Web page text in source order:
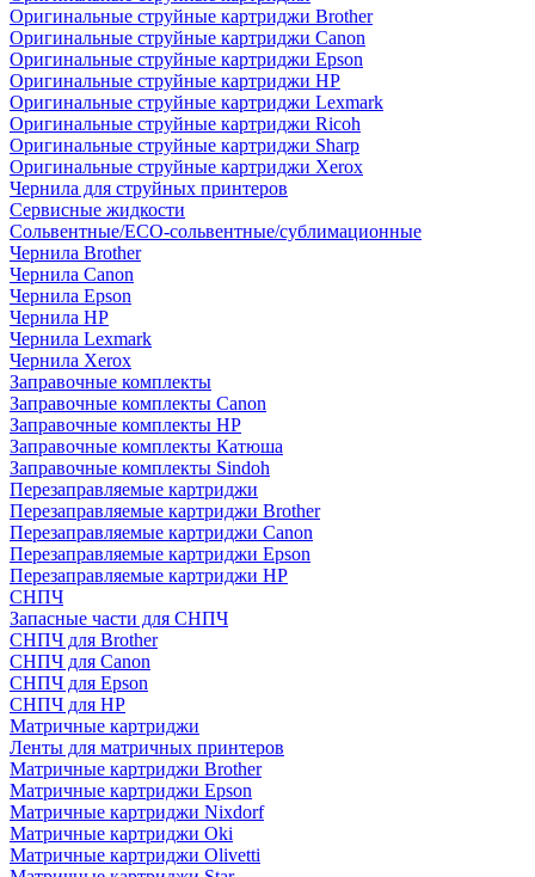
Оригинальные струйные картриджи Brother
Оригинальные струйные картриджи Canon
Оригинальные струйные картриджи Epson
Оригинальные струйные картриджи HP
Оригинальные струйные картриджи Lexmark
Оригинальные струйные картриджи Ricoh
Оригинальные струйные картриджи Sharp
Оригинальные струйные картриджи Xerox
Чернила для струйных принтеров
Сервисные жидкости
Сольвентные/ECO-сольвентные/сублимационные
Чернила Brother
Чернила Canon
Чернила Epson
Чернила HP
Чернила Lexmark
Чернила Xerox
Заправочные комплекты
Заправочные комплекты Canon
Заправочные комплекты HP
Заправочные комплекты Катюша
Заправочные комплекты Sindoh
Перезаправляемые картриджи
Перезаправляемые картриджи Brother
Перезаправляемые картриджи Canon
Перезаправляемые картриджи Epson
Перезаправляемые картриджи HP
СНПЧ
Запасные части для СНПЧ
СНПЧ для Brother
СНПЧ для Canon
СНПЧ для Epson
СНПЧ для HP
Матричные картриджи
Ленты для матричных принтеров
Матричные картриджи Brother
Матричные картриджи Epson
Матричные картриджи Nixdorf
Матричные картриджи Oki
Матричные картриджи Olivetti